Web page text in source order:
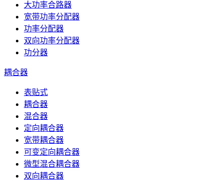
大功率合路器
宽带功率分配器
功率分配器
双向功率分配器
功分器
耦合器
表贴式
耦合器
混合器
定向耦合器
宽带耦合器
可变定向耦合器
微型混合耦合器
双向耦合器